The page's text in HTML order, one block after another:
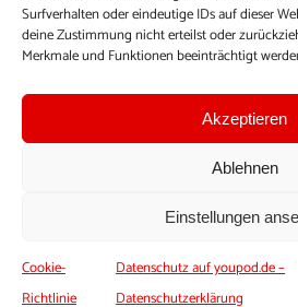
Surfverhalten oder eindeutige IDs auf dieser
deine Zustimmung nicht erteilst oder
Merkmale und Funktionen beeinträchtigt
Akzeptieren
Ablehnen
Einstellungen
Cookie-
Richtlinie
Datenschutz auf youpod.de –
Datenschutzerklärung
veröffentliche deine Beiträge auf
dich anmelden, um alle Funktionen nutzen
Profil anzulegen, eigene Beiträge
Einloggen